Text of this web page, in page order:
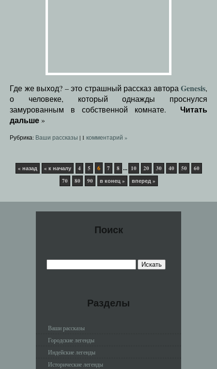
Где же выход? – это страшный рассказ автораGenesis,
о человеке, который однажды проснулся
замурованным в собственной комнате.
Читать
дальше »
Рубрика: Ваши рассказы | 1 комментарий »
« назад « к началу 4 5 6 7 8 ... 10 20 30 40 50
60
70
80 90 в конец » вперед »
Поиск
Разделы
Ваши рассказы
Городские легенды
Индейские легенды
Исторические легенды